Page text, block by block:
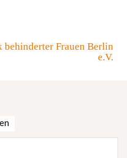
behinderter Frauen Berlin
e.V.